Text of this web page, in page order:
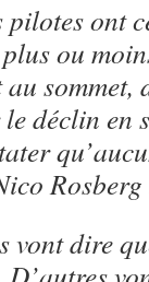
pilotes ont
plus ou
au
le déclin en
vont dire